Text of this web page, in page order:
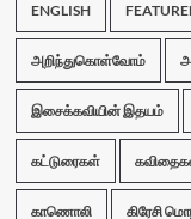
ENGLISH
அறிந்துகொள்வோம்
இசைக்கவியின் இதயம்
கட்டுரைகள்
காணொலி கிரேசி